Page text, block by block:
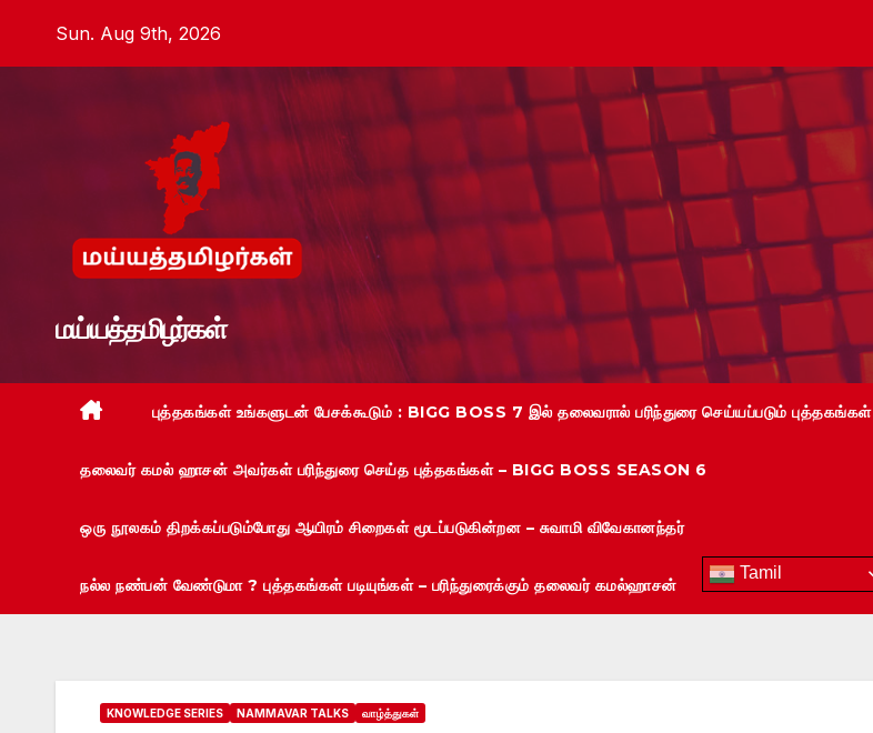
Sun. Aug 9th, 2026
மய்யத்தமிழர்கள்
புத்தகங்கள் உங்களுடன் பேசக்கூடும் : BIGG BOSS 7 இல் தலைவரால் பரிந்துரை செய்யப்படும் புத்தகங்கள்
தலைவர் கமல் ஹாசன் அவர்கள் பரிந்துரை செய்த புத்தகங்கள் – BIGG BOSS SEASON 6
ஒரு நூலகம் திறக்கப்படும்போது ஆயிரம் சிறைகள் மூடப்படுகின்றன – சுவாமி விவேகானந்தர்
நல்ல நண்பன் வேண்டுமா ? புத்தகங்கள் படியுங்கள் – பரிந்துரைக்கும் தலைவர் கமல்ஹாசன்
Tamil
KNOWLEDGE SERIES NAMMAVAR TALKS வாழ்த்துகள்